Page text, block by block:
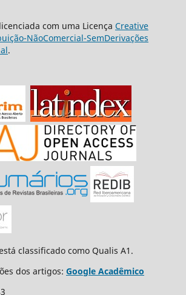
com uma Licença Creative
NãoComercial-SemDerivações
.
classificado como Qualis A1.
dos artigos: Google Acadêmico